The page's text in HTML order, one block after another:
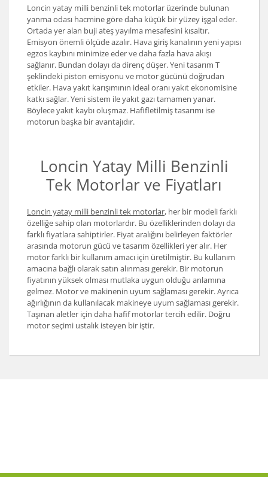
Loncin yatay milli benzinli tek motorlar üzerinde bulunan
yanma odası hacmine göre daha küçük bir yüzey işgal eder.
Ortada yer alan buji ateş yayılma mesafesini kısaltır.
Emisyon önemli ölçüde azalır. Hava giriş kanalının yeni yapısı
egzos kaybını minimize eder ve daha fazla hava akışı
sağlanır. Bundan dolayı da direnç düşer. Yeni tasarım T
şeklindeki piston emisyonu ve motor gücünü doğrudan
etkiler. Hava yakıt karışımının ideal oranı yakıt ekonomisine
katkı sağlar. Yeni sistem ile yakıt gazı tamamen yanar.
Böylece yakıt kaybı oluşmaz. Hafifletilmiş tasarımı ise
motorun başka bir avantajıdır.
Loncin Yatay Milli Benzinli
Tek Motorlar ve Fiyatları
Loncin yatay milli benzinli tek motorlar, her bir modeli farklı
özelliğe sahip olan motorlardır. Bu özelliklerinden dolayı da
farklı fiyatlara sahiptirler. Fiyat aralığını belirleyen faktörler
arasında motorun gücü ve tasarım özellikleri yer alır. Her
motor farklı bir kullanım amacı için üretilmiştir. Bu kullanım
amacına bağlı olarak satın alınması gerekir. Bir motorun
fiyatının yüksek olması mutlaka uygun olduğu anlamına
gelmez. Motor ve makinenin uyum sağlaması gerekir. Ayrıca
ağırlığının da kullanılacak makineye uyum sağlaması gerekir.
Taşınan aletler için daha hafif motorlar tercih edilir. Doğru
motor seçimi ustalık isteyen bir iştir.